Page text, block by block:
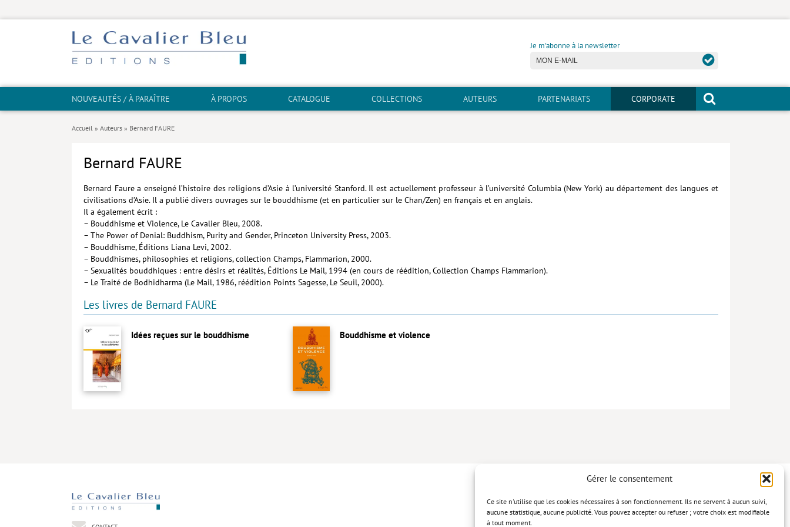
Gérer le consentement
Ce site n'utilise que les cookies nécessaires à son fonctionnement. Ils ne servent à aucun suivi,
aucune statistique, aucune publicité. Vous pouvez accepter ou refuser ; votre choix est modifiable
à tout moment.
Je m'abonne à la newsletter
NOUVEAUTÉS / À PARAÎTRE À PROPOS CATALOGUE COLLECTIONS AUTEURS PARTENARIATS CORPORATE
Accueil » Auteurs » Bernard FAURE
Bernard FAURE
Bernard Faure a enseigné l’histoire des religions d’Asie à l’université Stanford. Il est actuellement professeur à l’université Columbia (New York) au département des langues et
civilisations d’Asie. Il a publié divers ouvrages sur le bouddhisme (et en particulier sur le Chan/Zen) en français et en anglais.
Il a également écrit :
– Bouddhisme et Violence, Le Cavalier Bleu, 2008.
– The Power of Denial: Buddhism, Purity and Gender, Princeton University Press, 2003.
– Bouddhisme, Éditions Liana Levi, 2002.
– Bouddhismes, philosophies et religions, collection Champs, Flammarion, 2000.
– Sexualités bouddhiques : entre désirs et réalités, Éditions Le Mail, 1994 (en cours de réédition, Collection Champs Flammarion).
– Le Traité de Bodhidharma (Le Mail, 1986, réédition Points Sagesse, Le Seuil, 2000).
Les livres de Bernard FAURE
Idées reçues sur le bouddhisme Bouddhisme et violence
Politique de confidentialité